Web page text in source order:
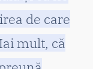
de care
mult, că